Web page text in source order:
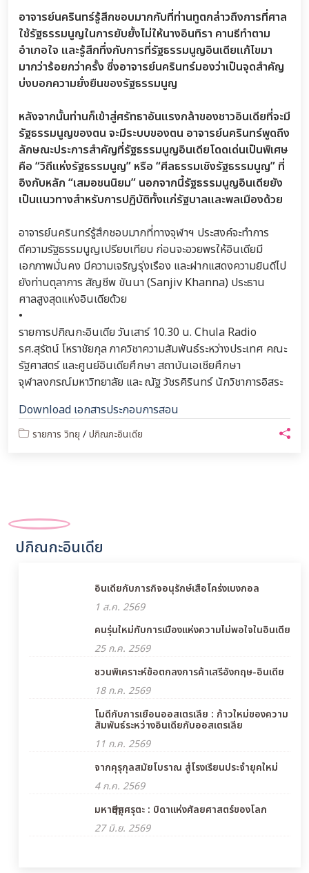
อาจารย์นครินทร์รู้สึกชอบมากกับที่ท่านทูตกล่าวถึงการที่ศาล
ใช้รัฐธรรมนูญในการยับยั้งไม่ให้นางอินทิรา คานธีทำตาม
อำเภอใจ และรู้สึกทึ่งกับการที่รัฐธรรมนูญอินเดียแก้ไขมา
มากว่าร้อยกว่าครั้ง ซึ่งอาจารย์นครินทร์มองว่าเป็นจุดสำคัญ
บ่งบอกความยั่งยืนของรัฐธรรมนูญ
หลังจากนั้นท่านก็เข้าสู่ศรัทธาอันแรงกล้าของชาวอินเดียที่จะมี
รัฐธรรมนูญของตน จะมีระบบของตน อาจารย์นครินทร์พูดถึง
ลักษณะประการสำคัญที่รัฐธรรมนูญอินเดียโดดเด่นเป็นพิเศษ
คือ “วิถีแห่งรัฐธรรมนูญ” หรือ “ศีลธรรมเชิงรัฐธรรมนูญ” ที่
อิงกับหลัก “เสมอชนนิยม” นอกจากนี้รัฐธรรมนูญอินเดียยัง
เป็นแนวทางสำหรับการปฏิบัติทั้งแก่รัฐบาลและพลเมืองด้วย
อาจารย์นครินทร์รู้สึกชอบมากที่ทางจุฬาฯ ประสงค์จะทำการ
ตีความรัฐธรรมนูญเปรียบเทียบ ก่อนจะอวยพรให้อินเดียมี
เอกภาพมั่นคง มีความเจริญรุ่งเรือง และฝากแสดงความยินดีไป
ยังท่านตุลาการ สัญชีพ ขันนา (Sanjiv Khanna) ประธาน
ศาลสูงสุดแห่งอินเดียด้วย
•
รายการปกิณกะอินเดีย วันเสาร์ 10.30 น. Chula Radio
รศ.สุรัตน์ โหราชัยกุล ภาควิชาความสัมพันธ์ระหว่างประเทศ คณะ
รัฐศาสตร์ และศูนย์อินเดียศึกษา สถาบันเอเชียศึกษา
จุฬาลงกรณ์มหาวิทยาลัย และ ณัฐ วัชรคิรินทร์ นักวิชาการอิสระ
Download เอกสารประกอบการสอน
รายการ วิทยุ /ปกิณกะอินเดีย
ปกิณกะอินเดีย
อินเดียกับภารกิจอนุรักษ์เสือโคร่งเบงกอล
1 ส.ค. 2569
คนรุ่นใหม่กับการเมืองแห่งความไม่พอใจในอินเดีย
25 ก.ค. 2569
ชวนพิเคราะห์ข้อตกลงการค้าเสรีอังกฤษ-อินเดีย
18 ก.ค. 2569
โมดีกับการเยือนออสเตรเลีย : ก้าวใหม่ของความ
สัมพันธ์ระหว่างอินเดียกับออสเตรเลีย
11 ก.ค. 2569
จากคุรุกุลสมัยโบราณ สู่โรงเรียนประจำยุคใหม่
4 ก.ค. 2569
มหาฤๅษีสุศรุตะ : บิดาแห่งศัลยศาสตร์ของโลก
27 มิ.ย. 2569